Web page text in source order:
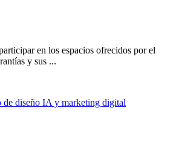
en los espacios ofrecidos por el
y sus ...